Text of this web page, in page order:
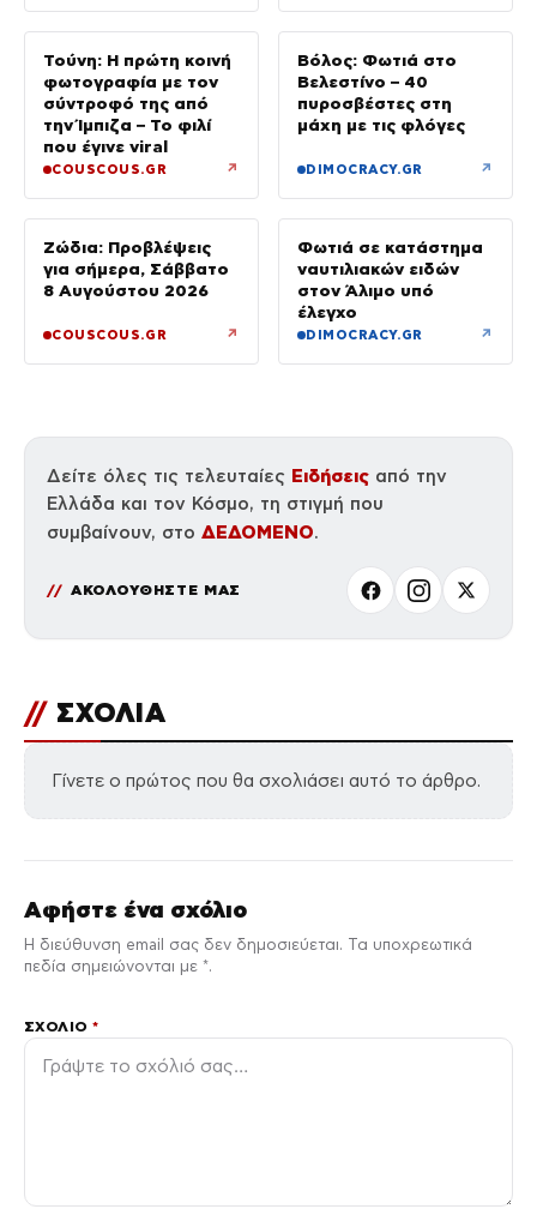
Τούνη: Η πρώτη κοινή
φωτογραφία με τον
σύντροφό της από
την Ίμπιζα – Το φιλί
που έγινε viral
COUSCOUS.GR ↗
Βόλος: Φωτιά στο
Βελεστίνο – 40
πυροσβέστες στη
μάχη με τις φλόγες
DIMOCRACY.GR ↗
Ζώδια: Προβλέψεις
για σήμερα, Σάββατο
8 Αυγούστου 2026
COUSCOUS.GR ↗
Φωτιά σε κατάστημα
ναυτιλιακών ειδών
στον Άλιμο υπό
έλεγχο
DIMOCRACY.GR ↗
Δείτε όλες τις τελευταίες Ειδήσεις από την
Ελλάδα και τον Κόσμο, τη στιγμή που
συμβαίνουν, στο ΔΕΔΟΜΕΝΟ.
ΑΚΟΛΟΥΘΗΣΤΕ ΜΑΣ
// ΣΧΟΛΙΑ
Γίνετε ο πρώτος που θα σχολιάσει αυτό το άρθρο.
Αφήστε ένα σχόλιο
Η διεύθυνση email σας δεν δημοσιεύεται. Τα υποχρεωτικά
πεδία σημειώνονται με *.
ΣΧΌΛΙΟ*